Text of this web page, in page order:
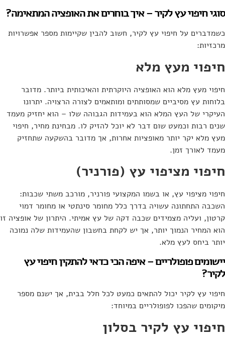
סוגי חיפוי עץ לקיר – איך בוחרים את האופציה המתאימה?
כשמדברים על חיפוי עץ לקיר, חשוב להבין שקיימות מספר אפשרויות
מרכזיות:
חיפוי מעץ מלא
חיפוי מעץ מלא הוא האופציה היוקרתית והאיכותית ביותר. מדובר
בלוחות עץ מסיביים שמסותתים ומותאמים לצורה הרצויה. יתרונו
העיקרי של העץ המלא הוא בעמידות הגבוהה שלו – הוא יחזיק מעמד
שנים רבות וכמעט שום דבר לא יוכל להזיק לו. מבחינת מחיר, חיפוי
מעץ מלא יקר יותר מאופציות אחרות, אך מדובר בהשקעה שתחזיק
מעמד לאורך זמן.
חיפוי מציפוי עץ (פורניר)
חיפוי מציפוי עץ, או בשמו המקצועי פורניר, מורכב משתי שכבות:
השכבה התחתונה עשויה בדרך כלל מחומר סינתטי או מחומר דמוי
קרטון, ועליה מצמידים שכבה דקה של עץ אמיתי. היתרון של אופציה זו
הוא המחיר הנמוך יותר, אך יש לקחת בחשבון שהעמידות שלה נמוכה
יותר ביחס לעץ מלא.
יישומים פופולריים – איפה הכי כדאי להתקין חיפוי עץ
לקיר?
חיפוי עץ לקיר יכול להתאים כמעט לכל חלל בבית, אך ישנם מספר
מיקומים שהפכו לפופולריים במיוחד:
חיפוי עץ לקיר בסלון